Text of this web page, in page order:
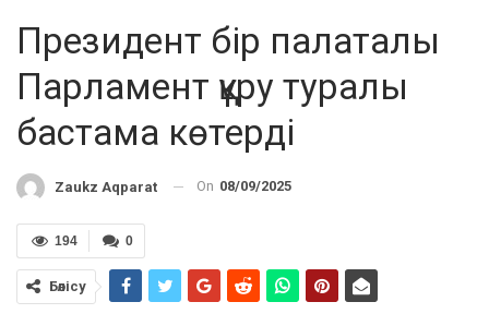
Президент бір палаталы
Парламент құру туралы
бастама көтерді
Zaukz Aqparat On 08/09/2025
0
194
Бөлісу